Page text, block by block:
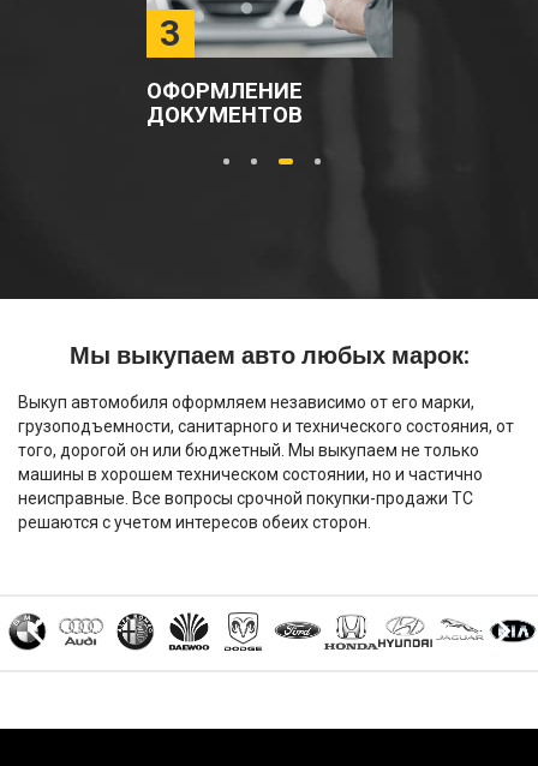
3
ОФОРМЛЕНИЕ
ДОКУМЕНТОВ
1 2 3 4
Мы выкупаем авто любых марок:
Выкуп автомобиля оформляем независимо от его марки,
грузоподъемности, санитарного и технического состояния, от
того, дорогой он или бюджетный. Мы выкупаем не только
машины в хорошем техническом состоянии, но и частично
неисправные. Все вопросы срочной покупки-продажи ТС
решаются с учетом интересов обеих сторон.